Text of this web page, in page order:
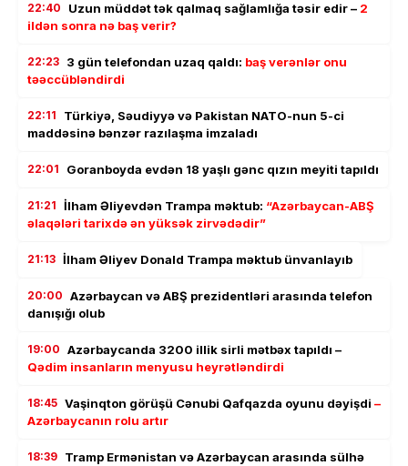
22:40 Uzun müddət tək qalmaq sağlamlığa təsir edir – 2
ildən sonra nə baş verir?
22:23 3 gün telefondan uzaq qaldı: baş verənlər onu
təəccübləndirdi
22:11
Türkiyə, Səudiyyə və Pakistan NATO-nun 5-ci
maddəsinə bənzər razılaşma imzaladı
22:01 Goranboyda evdən 18 yaşlı gənc qızın meyiti tapıldı
21:21 İlham Əliyevdən Trampa məktub: “Azərbaycan-ABŞ
əlaqələri tarixdə ən yüksək zirvədədir”
21:13 İlham Əliyev Donald Trampa məktub ünvanlayıb
20:00 Azərbaycan və ABŞ prezidentləri arasında telefon
danışığı olub
19:00 Azərbaycanda 3200 illik sirli mətbəx tapıldı –
Qədim insanların menyusu heyrətləndirdi
18:45 Vaşinqton görüşü Cənubi Qafqazda oyunu dəyişdi –
Azərbaycanın rolu artır
18:39 Tramp Ermənistan və Azərbaycan arasında sülhə